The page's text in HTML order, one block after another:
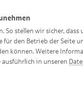
So stellen wir sicher,
für den Betrieb der Seite
können. Weitere
ausführlich in unseren